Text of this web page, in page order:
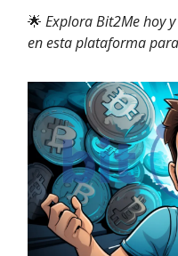
🌟 Explora Bit2Me hoy
en esta plataforma